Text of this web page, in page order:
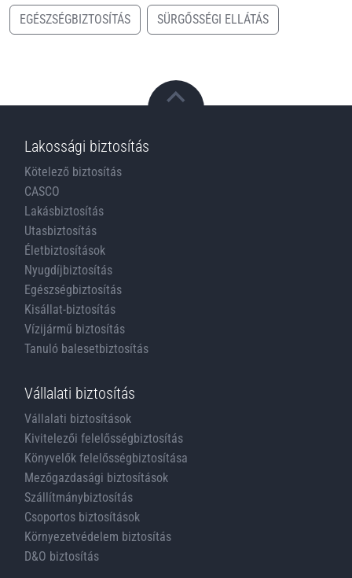
EGÉSZSÉGBIZTOSÍTÁS SÜRGŐSSÉGI ELLÁTÁS
Lakossági biztosítás
Kötelező biztosítás
CASCO
Lakásbiztosítás
Utasbiztosítás
Életbiztosítások
Nyugdíjbiztosítás
Egészségbiztosítás
Kisállat-biztosítás
Vízijármű biztosítás
Tanuló balesetbiztosítás
Vállalati biztosítás
Vállalati biztosítások
Kivitelezői felelősségbiztosítás
Könyvelők felelősségbiztosítása
Mezőgazdasági biztosítások
Szállítmánybiztosítás
Csoportos biztosítások
Környezetvédelem biztosítás
D&O biztosítás